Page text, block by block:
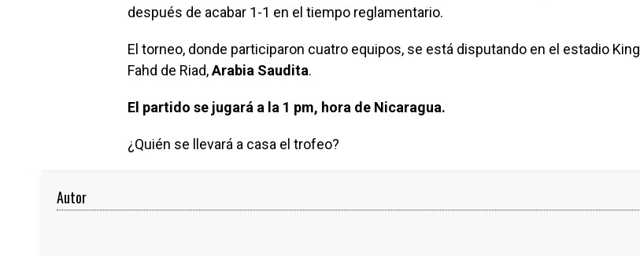
después de acabar 1-1 en el tiempo reglamentario.
El torneo, donde participaron cuatro equipos, se está disputando en el estadio King
Fahd de Riad,Arabia Saudita.
El partido se jugará a la 1 pm, hora de Nicaragua.
¿Quién se llevará a casa el trofeo?
Autor